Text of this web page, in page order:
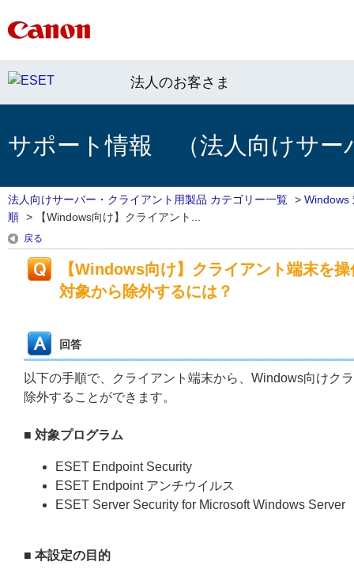
法人のお客さま
サポート情報 （法人向けサー
法人向けサーバー・クライアント用製品 カテゴリー一覧 > Windows
順 > 【Windows向け】クライアント...
戻る
【Windows向け】クライアント端末を
対象から除外するには？
回答
以下の手順で、クライアント端末から、Windows向けク
除外することができます。
■ 対象プログラム
ESET Endpoint Security
ESET Endpoint アンチウイルス
ESET Server Security for Microsoft Windows Server
■ 本設定の目的